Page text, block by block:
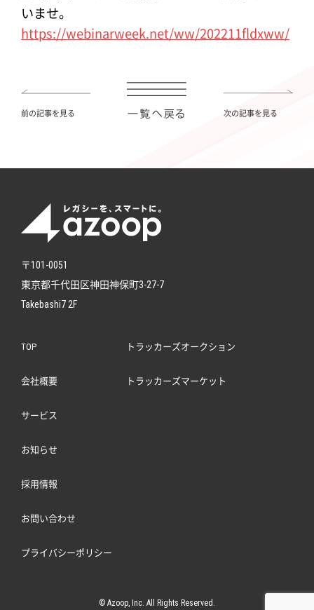
いませ。
https://webinarweek.net/ww/202211fldxww/
前の記事を見る 次の記事を見る
〒101-0051
東京都千代田区神田神保町3-27-7
Takebashi7 2F
TOP
会社概要
サービス
お知らせ
採用情報
お問い合わせ
プライバシーポリシー
トラッカーズオークション
トラッカーズマーケット
© Azoop, Inc. All Rights Reserved.